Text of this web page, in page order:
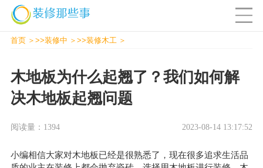
首页 >>装修中 >>装修木工
木地板为什么起翘了？我们如何解
决木地板起翘问题
阅读量：1394 2023-08-14 13:17:52
小编相信大家对木地板已经是很熟悉了，现在很多追求生活品